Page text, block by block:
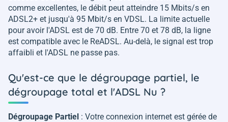
comme excellentes, le débit peut atteindre 15 Mbits/s en
ADSL2+ et jusqu'à 95 Mbit/s en VDSL. La limite actuelle
pour avoir l'ADSL est de 70 dB. Entre 70 et 78 dB, la ligne
est compatible avec le ReADSL. Au-delà, le signal est trop
affaibli et l'ADSL ne passe pas.
Qu'est-ce que le dégroupage partiel, le
dégroupage total et l'ADSL Nu ?
Dégroupage Partiel : Votre connexion internet est gérée de